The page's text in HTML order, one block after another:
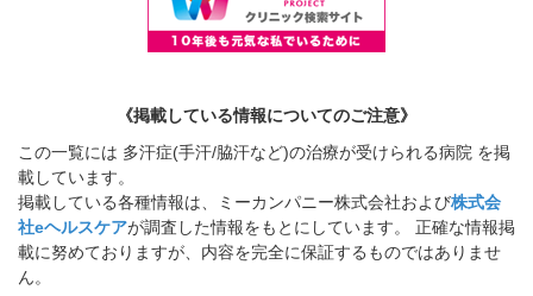
《掲載している情報についてのご注意》
この一覧には 多汗症(手汗/脇汗など)の治療が受けられる病院 を掲
載しています。
掲載している各種情報は、ミーカンパニー株式会社および株式会
社eヘルスケアが調査した情報をもとにしています。 正確な情報掲
載に努めておりますが、内容を完全に保証するものではありませ
ん。